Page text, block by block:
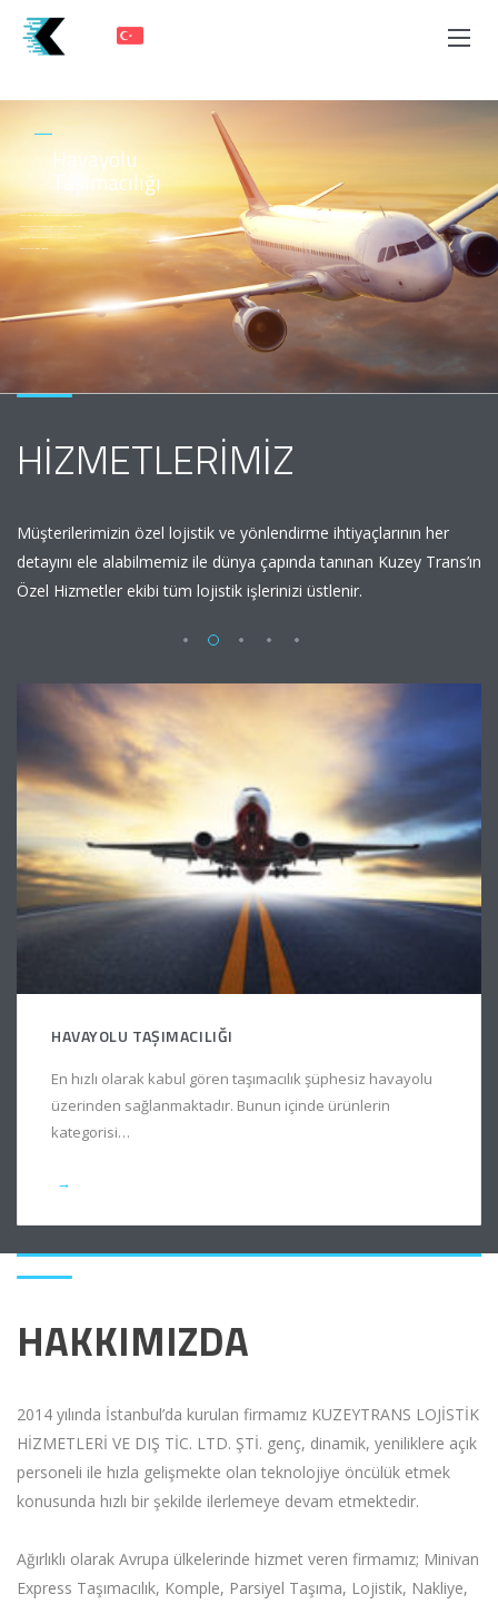
Havayolu
Taşımacılığı
HIZMETLERIMIZ
Müşterilerimizin özel lojistik ve yönlendirme ihtiyaçlarının her
detayını ele alabilmemiz ile dünya çapında tanınan Kuzey Trans’ın
Özel Hizmetler ekibi tüm lojistik işlerinizi üstlenir.
HAVAYOLU TAŞIMACILIĞI
En hızlı olarak kabul gören taşımacılık şüphesiz havayolu
üzerinden sağlanmaktadır. Bunun içinde ürünlerin
kategorisi…
→
HAKKIMIZDA
2014 yılında İstanbul’da kurulan firmamız KUZEYTRANS LOJİSTİK
HİZMETLERİ VE DIŞ TİC. LTD. ŞTİ. genç, dinamik, yeniliklere açık
personeli ile hızla gelişmekte olan teknolojiye öncülük etmek
konusunda hızlı bir şekilde ilerlemeye devam etmektedir.
Ağırlıklı olarak Avrupa ülkelerinde hizmet veren firmamız; Minivan
Express Taşımacılık, Komple, Parsiyel Taşıma, Lojistik, Nakliye,